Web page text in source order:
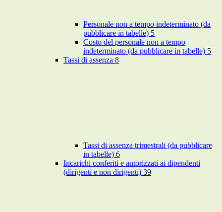
Personale non a tempo indeterminato (da
pubblicare in tabelle) 5
Costo del personale non a tempo
indeterminato (da pubblicare in tabelle) 5
Tassi di assenza 8
Tassi di assenza trimestrali (da pubblicare
in tabelle) 6
Incarichi conferiti e autorizzati ai dipendenti
(dirigenti e non dirigenti) 39